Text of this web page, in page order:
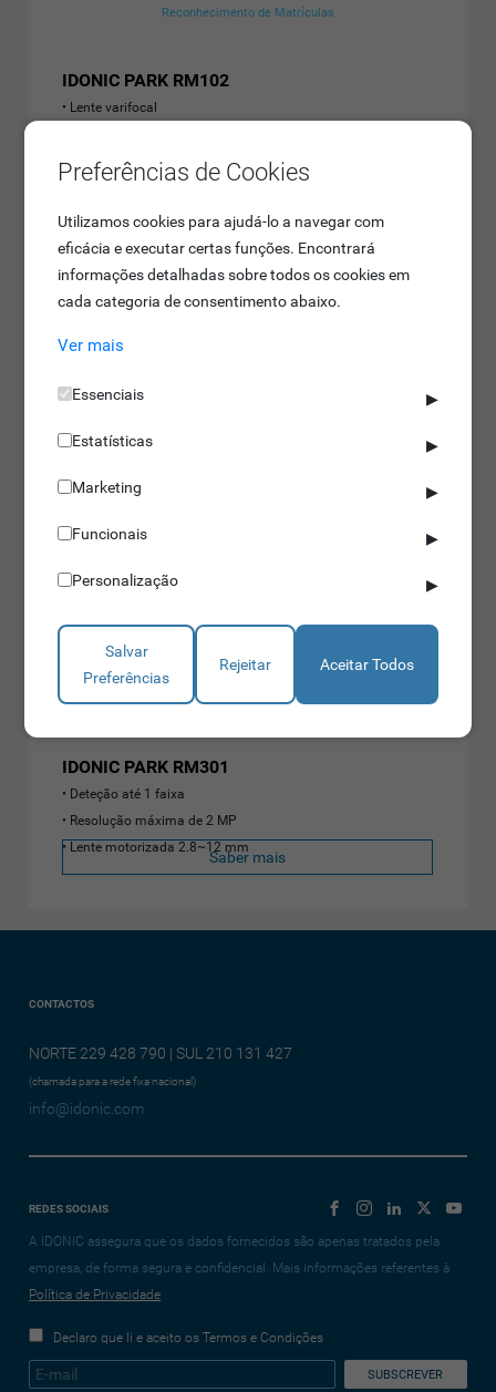
Reconhecimento de Matrículas
IDONIC PARK RM102
Lente varifocal
Resolução de 4MP
Saber mais
Reconhecimento de Matrículas
IDONIC PARK RM301
Deteção até 1 faixa
Resolução máxima de 2 MP
Lente motorizada 2.8~12 mm
Saber mais
CONTACTOS
NORTE 229 428 790 | SUL 210 131 427
(chamada para a rede fixa nacional)
info@idonic.com
REDES SOCIAIS
A IDONIC assegura que os dados fornecidos são apenas tratados pela
empresa, de forma segura e confidencial. Mais informações referentes à
Política de Privacidade
Declaro que li e aceito os Termos e Condições
Preferências de Cookies
Utilizamos cookies para ajudá-lo a navegar com
eficácia e executar certas funções. Encontrará
informações detalhadas sobre todos os cookies em
cada categoria de consentimento abaixo.
Ver mais
Essenciais ▶
Estatísticas ▶
Marketing ▶
Funcionais ▶
Personalização ▶
Salvar
Preferências
Rejeitar Aceitar Todos